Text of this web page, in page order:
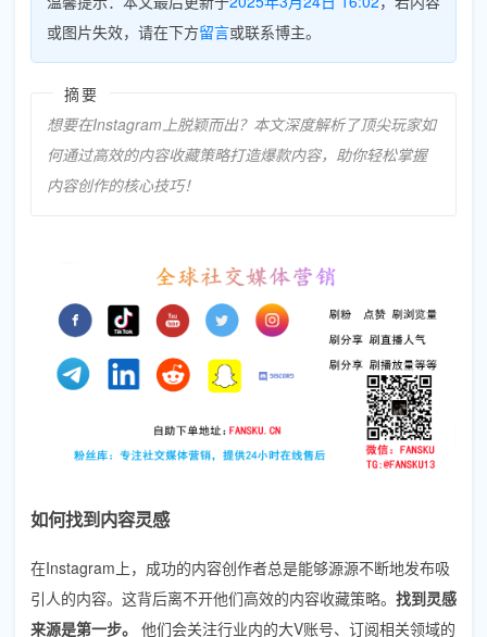
或图片失效，请在下方留言或联系博主。
摘要
想要在Instagram上脱颖而出？本文深度解析了顶尖玩家如
何通过高效的内容收藏策略打造爆款内容，助你轻松掌握
内容创作的核心技巧！
如何找到内容灵感
在Instagram上，成功的内容创作者总是能够源源不断地发布吸
引人的内容。这背后离不开他们高效的内容收藏策略。 找到灵感
来源是第一步。 他们会关注行业内的大V账号、订阅相关领域的